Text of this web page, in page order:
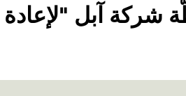
شركة آبل "لإعادة